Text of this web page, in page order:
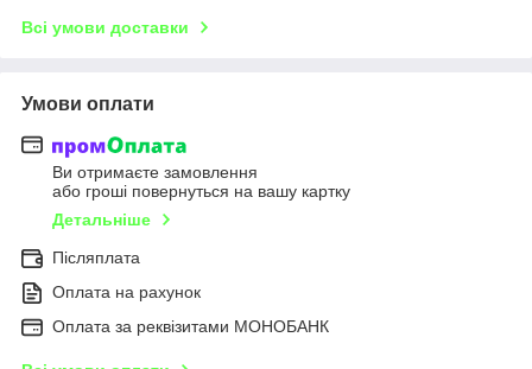
Всі умови доставки
Умови оплати
Ви отримаєте замовлення
або гроші повернуться на вашу картку
Детальніше
Післяплата
Оплата на рахунок
Оплата за реквізитами МОНОБАНК